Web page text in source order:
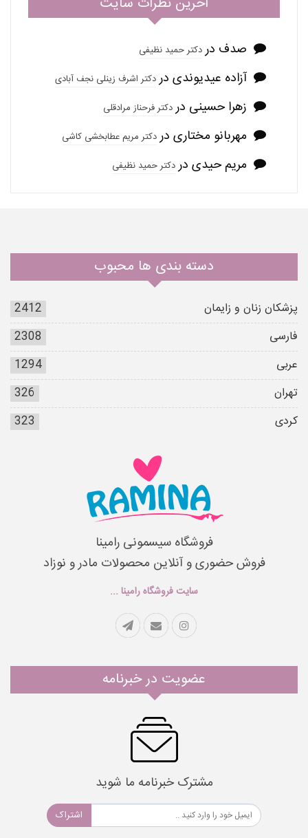
صدف دردکتر حمید نظیفی
آزاده عیدیوندی دردکتر اشرف زینلی نجف آبادی
زهرا حسینی دردکتر فرحناز مرادقلی
مهربانو مختاری دردکتر مریم عطابخشی کاشی
مریم حیدی دردکتر حمید نظیفی
دسته بندی ها محبوب
پزشکان زنان و زایمان
2412
فارسی
2308
عربی
1294
تهران
326
کردی
323
فروشگاه سیسمونی رامینا
فروش حضوری و آنلاین محصولات مادر و نوزاد
سایت فروشگاه رامینا ...
عضویت در خبرنامه
مشترک خبرنامه ما شوید
اشتراک